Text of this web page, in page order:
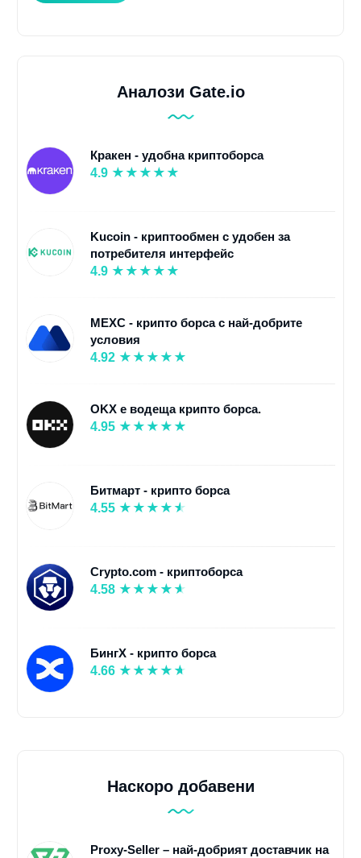
Аналози Gate.io
Кракен - удобна криптоборса
4.9
Kucoin - криптообмен с удобен за
потребителя интерфейс
4.9
MEXC - крипто борса с най-добрите
условия
4.92
OKX е водеща крипто борса.
4.95
Битмарт - крипто борса
4.55
Crypto.com - криптоборса
4.58
БингX - крипто борса
4.66
Наскоро добавени
Proxy-Seller – най-добрият доставчик на